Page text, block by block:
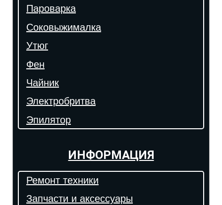
Пароварка
Соковыжималка
Утюг
Фен
Чайник
Электробритва
Эпилятор
ИНФОРМАЦИЯ
Ремонт техники
Запчасти и аксессуары